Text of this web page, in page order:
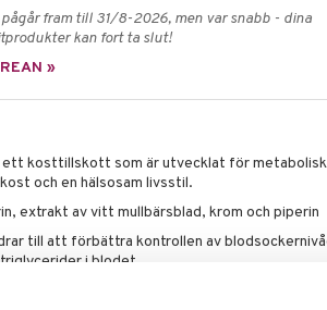
pågår fram till 31/8-2026, men var snabb - dina
kan fort ta slut!
»
ett kosttillskott som är utvecklat för
och en hälsosam livsstil.
extrakt av vitt mullbärsblad, krom och piperin
till att förbättra kontrollen av
i blodet.
normala blodsockernivåer.